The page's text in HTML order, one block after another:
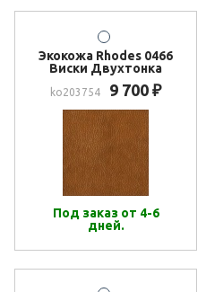
Экокожа Rhodes 0466
Виски Двухтонка
ko203754 9 700 ₽
Под заказ от 4-6
дней.